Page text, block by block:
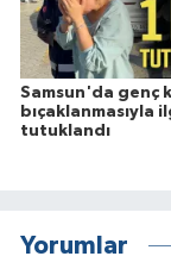
Samsun'da genç
bıçaklanmasıyla
tutuklandı
Yorumlar